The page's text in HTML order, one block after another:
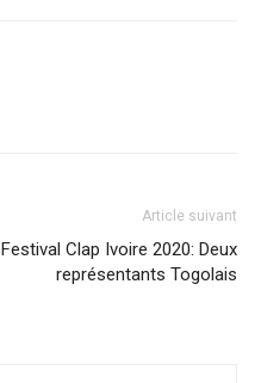
Article suivant
Festival Clap Ivoire 2020: Deux
représentants Togolais